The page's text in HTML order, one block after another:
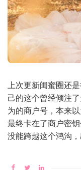
上次更新闺蜜圈还
己的这个曾经倾注
为的商户号，本来
最终卡在了商户密
没能跨越这个鸿沟，